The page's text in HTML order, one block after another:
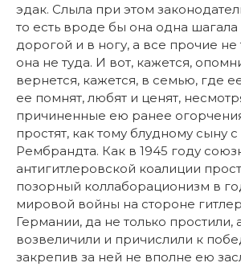
эдак. Слыла при этом
то есть вроде бы она одна
дорогой и в ногу, а все прочие не
она не туда. И вот, кажется,
вернется, кажется, в семью, где
ее помнят, любят и ценят,
причиненные ею ранее
простят, как тому блудному сыну
Рембрандта. Как в 1945 году
антигитлеровской коалиции
позорный коллаборационизм в
мировой войны на стороне
Германии, да не только простили,
возвеличили и причислили к
закрепив за ней не вполне ею